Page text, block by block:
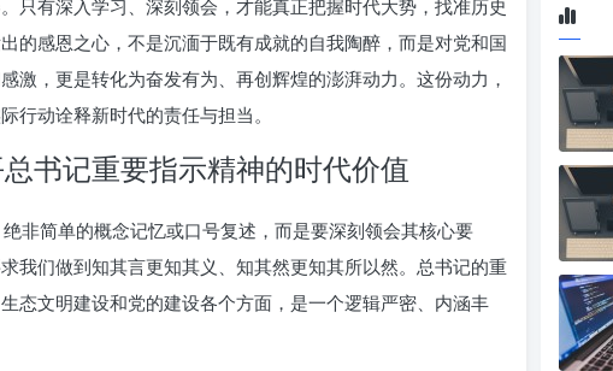
只有深入学习、深刻领会，才能真正把握时代大势，找准历史
的感恩之心，不是沉湎于既有成就的自我陶醉，而是对党和国
激，更是转化为奋发有为、再创辉煌的澎湃动力。这份动力，
行动诠释新时代的责任与担当。
书记重要指示精神的时代价值
非简单的概念记忆或口号复述，而是要深刻领会其核心要
我们做到知其言更知其义、知其然更知其所以然。总书记的重
态文明建设和党的建设各个方面，是一个逻辑严密、内涵丰